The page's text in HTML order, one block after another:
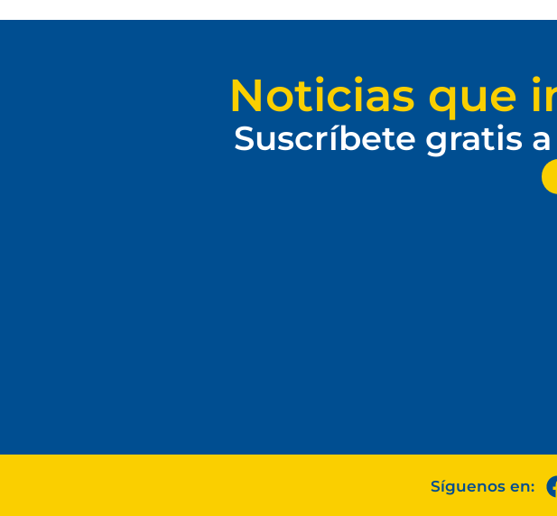
Noticias que
Suscríbete gratis
Síguenos en: